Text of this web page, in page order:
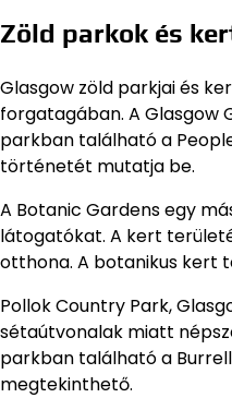
Zöld parkok és
Glasgow zöld parkjai és
forgatagában. A Glasgow
parkban található a
történetét mutatja be.
A Botanic Gardens egy
látogatókat. A kert
otthona. A botanikus kert
Pollok Country Park,
sétaútvonalak miatt
parkban található a
megtekinthető.